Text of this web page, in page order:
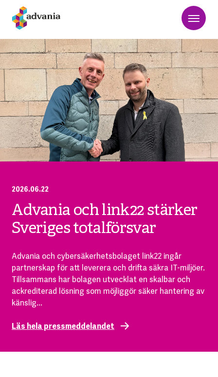
2026.06.22
Advania och link22 stärker
Sveriges totalförsvar
Advania och cybersäkerhetsbolaget link22 ingår
partnerskap för att leverera och drifta säkra IT-miljöer.
Tillsammans har bolagen utvecklat en skalbar och
ackrediterad lösning som möjliggör säker hantering av
känslig...
Läs hela pressmeddelandet